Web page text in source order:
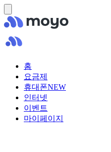
홈
요금제
휴대폰NEW
인터넷
이벤트
마이페이지